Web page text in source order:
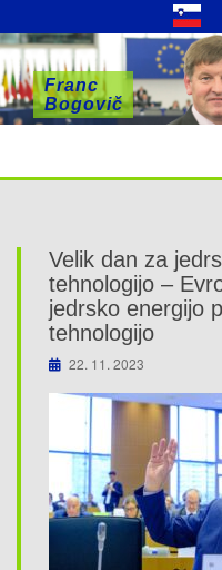
Franc
Bogovič
Franc
Bogovič
Franc
Bogovič
Velik dan za
tehnologijo –
jedrsko energijo
tehnologijo
22. 11. 2023